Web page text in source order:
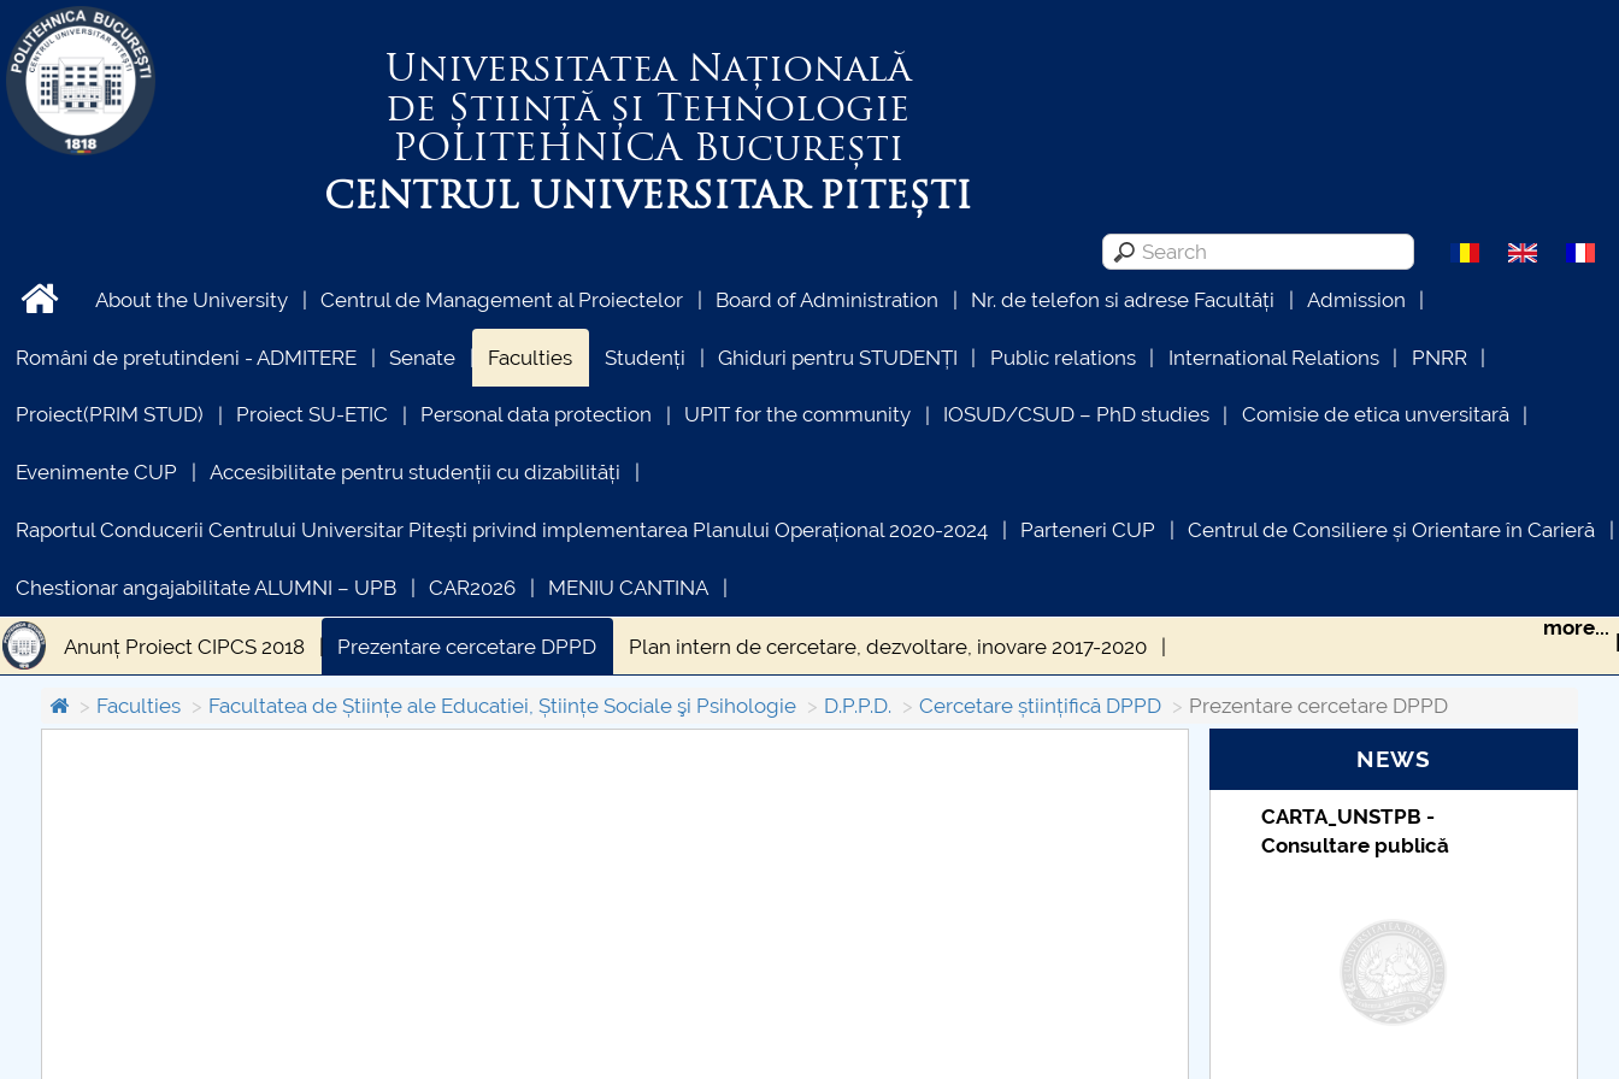
Universitatea Națională
de Știință și Tehnologie
POLITEHNICABucurești
CENTRUL UNIVERSITAR PITEȘTI
About the University Centrul de Management al Proiectelor Board of Administration Nr. de telefon si adrese Facultăți Admission
Români de pretutindeni - ADMITERE Senate Faculties Studenți Ghiduri pentru STUDENȚI Public relations International Relations PNRR
Proiect(PRIM STUD) Proiect SU-ETIC Personal data protection UPIT for the community IOSUD/CSUD – PhD studies Comisie de etica unversitară
Evenimente CUP Accesibilitate pentru studenții cu dizabilități
Raportul Conducerii Centrului Universitar Pitești privind implementarea Planului Operațional 2020-2024 Parteneri CUP Centrul de Consiliere și Orientare în Carieră
Chestionar angajabilitate ALUMNI – UPB CAR2026 MENIU CANTINA
Anunț Proiect CIPCS 2018 Prezentare cercetare DPPD Plan intern de cercetare, dezvoltare, inovare 2017-2020
Structura Planului intern de cercetare-dezvoltare și inovare (PICDI) al DPPD Teme de cercetare
more...
Faculties Facultatea de Științe ale Educatiei, Științe Sociale şi Psihologie D.P.P.D. Cercetare științifică DPPD Prezentare cercetare DPPD
NEWS
Taxe de școlarizare
indexate – Centrul